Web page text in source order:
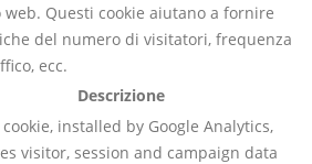
Questi cookie aiutano a fornire
del numero di visitatori, frequenza
ecc.
Descrizione
cookie, installed by Google Analytics,
visitor, session and campaign data